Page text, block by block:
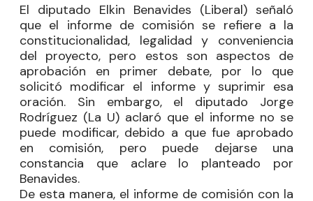
El diputado Elkin Benavides (Liberal) señaló
que el informe de comisión se refiere a la
constitucionalidad, legalidad y conveniencia
del proyecto, pero estos son aspectos de
aprobación en primer debate, por lo que
solicitó modificar el informe y suprimir esa
oración. Sin embargo, el diputado Jorge
Rodríguez (La U) aclaró que el informe no se
puede modificar, debido a que fue aprobado
en comisión, pero puede dejarse una
constancia que aclare lo planteado por
Benavides.
De esta manera, el informe de comisión con la